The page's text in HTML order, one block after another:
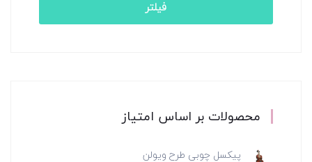
فیلتر
محصولات بر اساس امتیاز
پیکسل چوبی طرح ویولن